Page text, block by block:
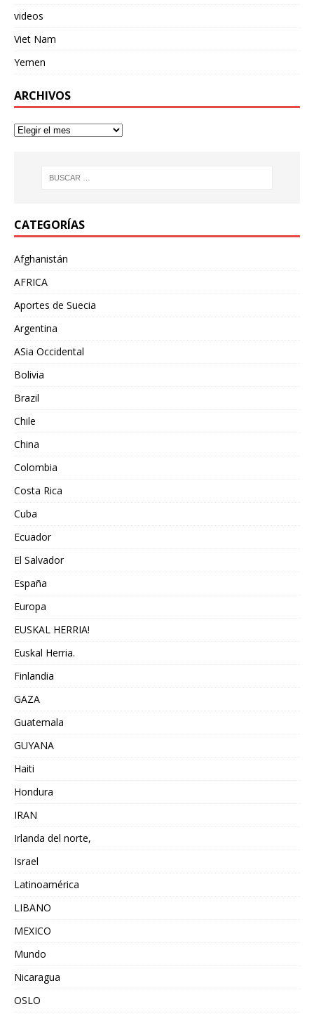
videos
Viet Nam
Yemen
ARCHIVOS
CATEGORÍAS
Afghanistán
AFRICA
Aportes de Suecia
Argentina
ASia Occidental
Bolivia
Brazil
Chile
China
Colombia
Costa Rica
Cuba
Ecuador
El Salvador
España
Europa
EUSKAL HERRIA!
Euskal Herria.
Finlandia
GAZA
Guatemala
GUYANA
Haiti
Hondura
IRAN
Irlanda del norte,
Israel
Latinoamérica
LIBANO
MEXICO
Mundo
Nicaragua
OSLO